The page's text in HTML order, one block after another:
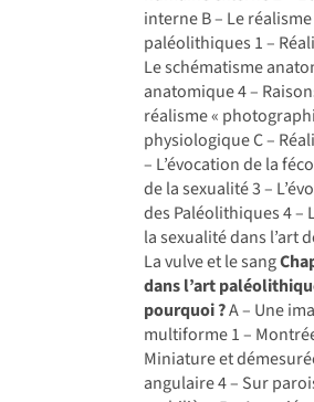
interne B – Le
paléolithiques 1 –
Le schématisme
anatomique 4 –
réalisme «
physiologique C –
– L’évocation de la
de la sexualité 3 –
des Paléolithiques 4 –
la sexualité dans l’art
La vulve et le sang
dans l’art
pourquoi ?A – Une
multiforme 1 –
Miniature et
angulaire 4 – Sur